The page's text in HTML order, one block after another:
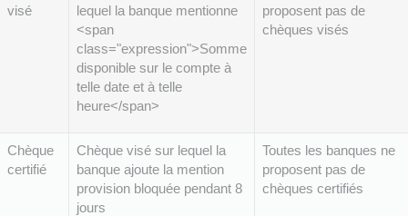
visé
lequel la banque mentionne
<span
class="expression">Somme
disponible sur le compte à
telle date et à telle
heure</span>
proposent pas de
chèques visés
Chèque
certifié
Chèque visé sur lequel la
banque ajoute la mention
provision bloquée pendant 8
jours
Toutes les banques ne
proposent pas de
chèques certifiés